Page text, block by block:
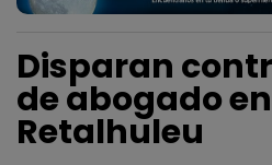
Disparan
de abogado
Retalhuleu